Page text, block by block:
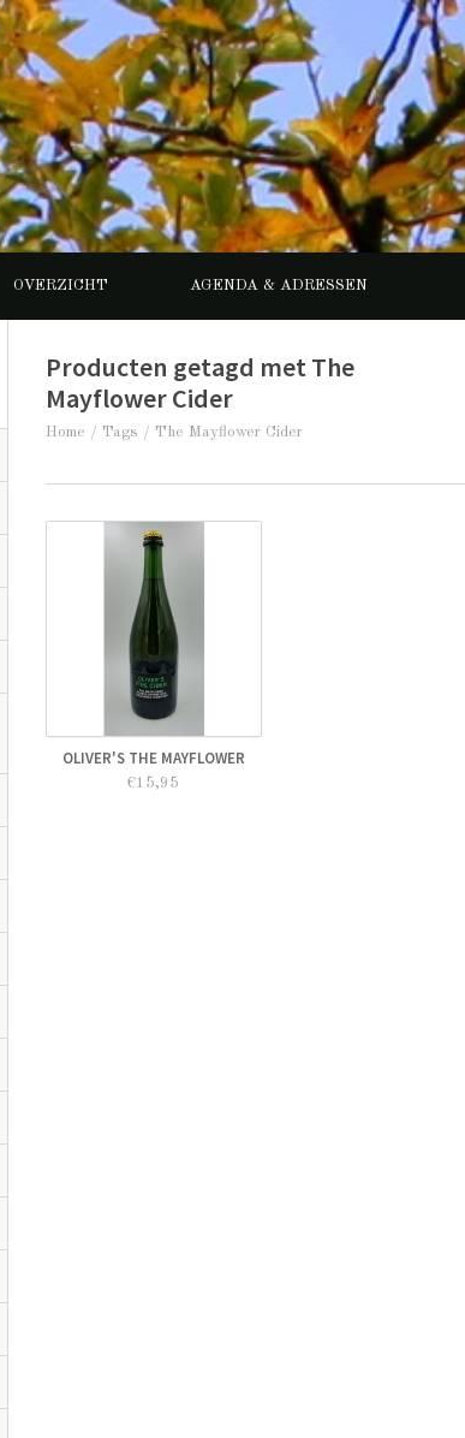
OVERZICHT AGENDA & ADRESSEN
Producten getagd met The
Mayflower Cider
Home / Tags / The Mayflower Cider
OLIVER'S THE MAYFLOWER
€15,95